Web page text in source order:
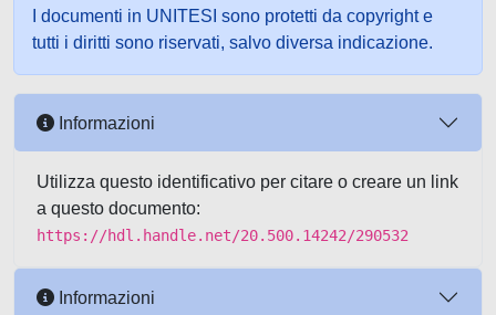
I documenti in UNITESI sono protetti da copyright e
tutti i diritti sono riservati, salvo diversa indicazione.
Informazioni
Utilizza questo identificativo per citare o creare un link
a questo documento:
https://hdl.handle.net/20.500.14242/290532
Informazioni